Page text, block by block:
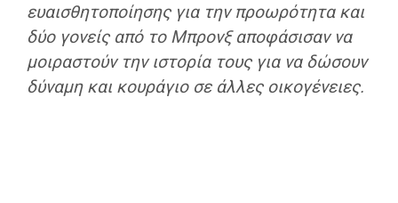
ευαισθητοποίησης για την προωρότητα και
δύο γονείς από το Μπρονξ αποφάσισαν να
μοιραστούν την ιστορία τους για να δώσουν
δύναμη και κουράγιο σε άλλες οικογένειες.